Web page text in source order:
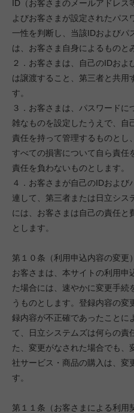
ID（お客さまのメールアドレ
よびお客さまが設定されたパス
一性を判断し、当該IDおよびパ
は、お客さま自身によるものと
２．お客さまは、自己のIDお
は譲渡すること、第三者と共用
す。
３．お客さまは、パスワード
雑なものを設定したうえで、自
責任を持って管理するものとし
すべての損害について自ら責任
責任を負わないものとします。
４．お客さまが自己のIDおよび
連して、第三者または日立シス
には、お客さまは自己の責任と
とします。
第１０条（利用申込内容の変更）
お客さまは、本サイトの利用申
た場合には、速やかに変更手続
うものとします。登録内容の
録内容が不正確であったことに
て、日立システムズは何らの責
た、変更がなされた場合でも、
社サービス・商品の購入は、変
す。
第１１条（お客さまによる利用